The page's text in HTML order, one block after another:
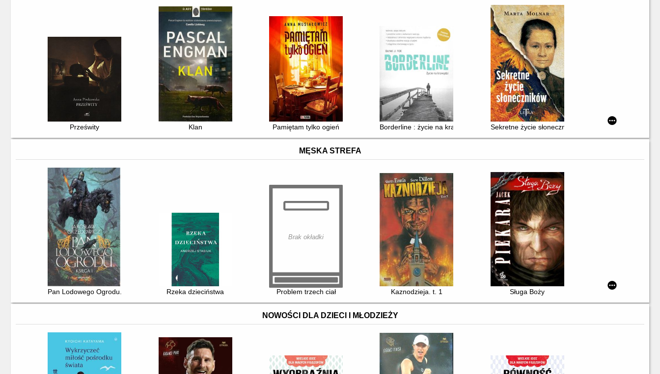
Prześwity Klan Pamiętam tylko ogień Borderline : życie na krawędzi Sekretne życie słoneczników
MĘSKA STREFA
Pan Lodowego Ogrodu. Ks. 1 Rzeka dzieciństwa
Brak okładki
Problem trzech ciał Kaznodzieja. t. 1 Sługa Boży
NOWOŚCI DLA DZIECI I MŁODZIEŻY